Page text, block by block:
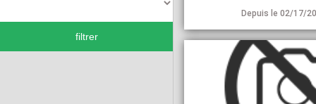
filtrer
Depuis le 02/17/